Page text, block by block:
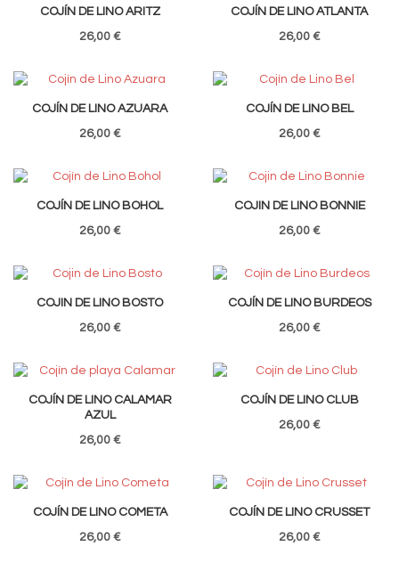
COJÍN DE LINO ARITZ
26,00 €
COJÍN DE LINO ATLANTA
26,00 €
COJÍN DE LINO AZUARA
26,00 €
COJÍN DE LINO BEL
26,00 €
COJÍN DE LINO BOHOL
26,00 €
COJIN DE LINO BONNIE
26,00 €
COJIN DE LINO BOSTO
26,00 €
COJÍN DE LINO BURDEOS
26,00 €
COJÍN DE LINO CALAMAR
AZUL
26,00 €
COJÍN DE LINO CLUB
26,00 €
COJÍN DE LINO COMETA
26,00 €
COJÍN DE LINO CRUSSET
26,00 €